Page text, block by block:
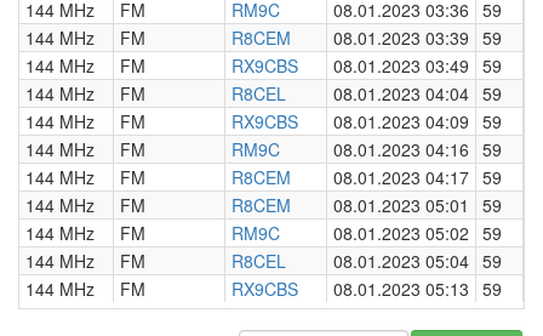
144 MHz
FM RM9C 08.01.2023 03:36 59
144 MHz
FM R8CEM 08.01.2023 03:39 59
144 MHz
FM RX9CBS 08.01.2023 03:49 59
144 MHz
FM R8CEL 08.01.2023 04:04 59
144 MHz
FM RX9CBS 08.01.2023 04:09 59
144 MHz
FM RM9C 08.01.2023 04:16 59
144 MHz
FM R8CEM 08.01.2023 04:17 59
144 MHz
FM R8CEM 08.01.2023 05:01 59
144 MHz
FM RM9C 08.01.2023 05:02 59
144 MHz
FM R8CEL 08.01.2023 05:04 59
144 MHz
FM RX9CBS 08.01.2023 05:13 59